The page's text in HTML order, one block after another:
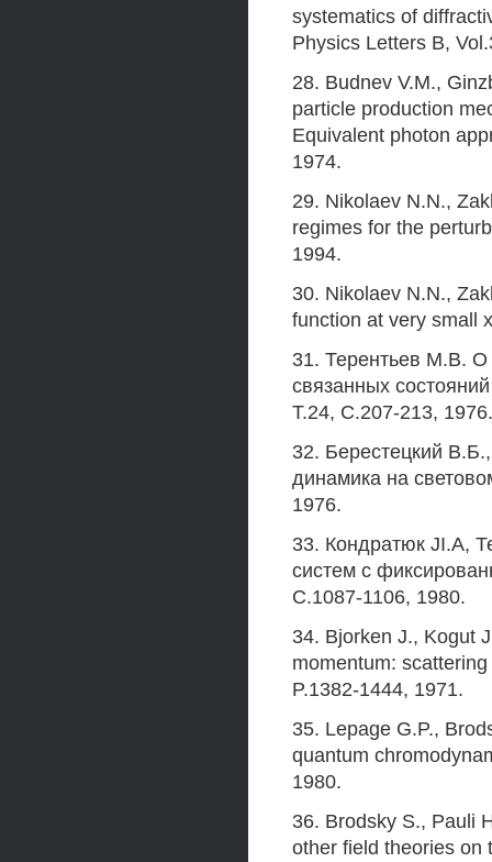
systematics of
Physics Letters B,
28. Budnev V.M.,
particle production
Equivalent photon
1974.
29. Nikolaev N.N.,
regimes for the
1994.
30. Nikolaev N.N.,
function at very small
31. Терентьев M.B.
связанных
Т.24, С.207-213, 1976.
32. Берестецкий
динамика на
1976.
33. Кондратюк JI.A,
систем с
С.1087-1106, 1980.
34. Bjorken J., Kogut
momentum:
P.1382-1444, 1971.
35. Lepage G.P.,
quantum
1980.
36. Brodsky S., Pauli
other field theories on